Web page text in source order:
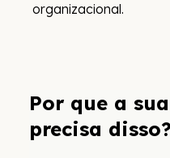
organizacional.
Por que a
precisa disso?